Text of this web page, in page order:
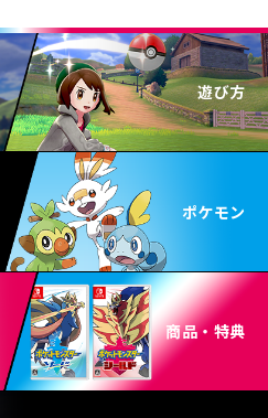
遊び方
ポケモン
商品・特典